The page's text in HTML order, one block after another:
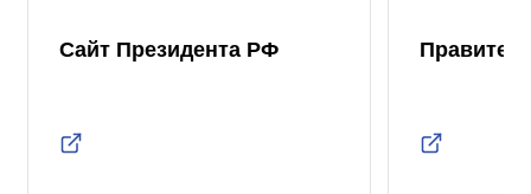
Сайт Президента РФ